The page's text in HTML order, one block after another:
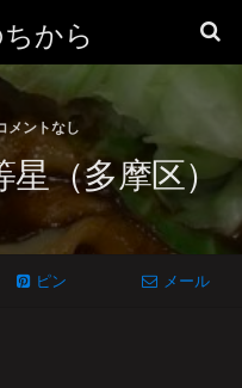
から
メントなし
星（多摩区）
ピン メール